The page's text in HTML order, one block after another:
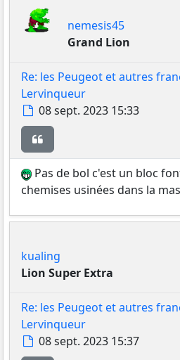
nemesis45
Grand Lion
Re: les Peugeot et autres
Lervinqueur
Message
08 sept. 2023 15:33
Pas de bol c'est un bloc
chemises usinées dans la
kualing
Lion Super Extra
Re: les Peugeot et autres
Lervinqueur
Message
08 sept. 2023 15:37